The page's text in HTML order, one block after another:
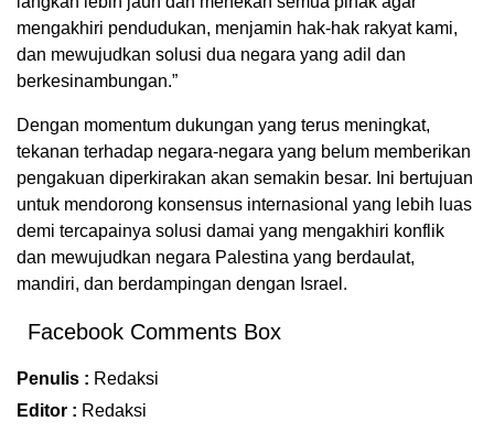
mengakhiri pendudukan, menjamin hak-hak rakyat kami,
dan mewujudkan solusi dua negara yang adil dan
berkesinambungan.”
Dengan momentum dukungan yang terus meningkat,
tekanan terhadap negara-negara yang belum memberikan
pengakuan diperkirakan akan semakin besar. Ini bertujuan
untuk mendorong konsensus internasional yang lebih luas
demi tercapainya solusi damai yang mengakhiri konflik
dan mewujudkan negara Palestina yang berdaulat,
mandiri, dan berdampingan dengan Israel.
Facebook Comments Box
Penulis : Redaksi
Editor : Redaksi